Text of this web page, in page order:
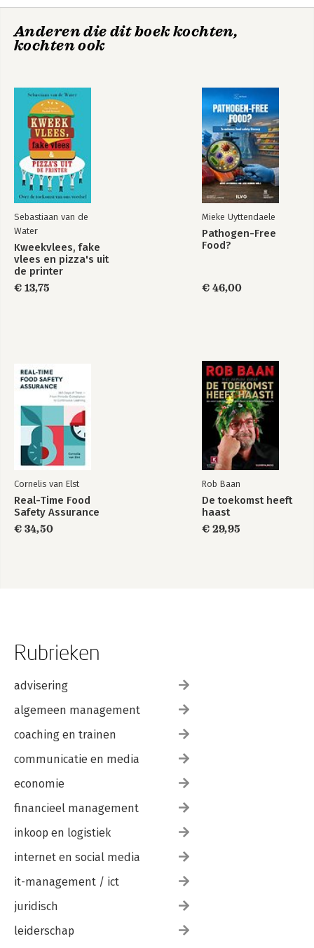
Voor de
verandering
Beroep op
onderzoek
Bekijk alle boeken
Anderen die dit boek kochten,
kochten ook
Sebastiaan van de
Water
Kweekvlees, fake
vlees en pizza's uit
de printer
€ 13,75
Mieke Uyttendaele
Pathogen-Free
Food?
€ 46,00
Cornelis van Elst
Real-Time Food
Safety Assurance
€ 34,50
Rob Baan
De toekomst heeft
haast
€ 29,95
Rubrieken
advisering
algemeen management
coaching en trainen
communicatie en media
economie
financieel management
inkoop en logistiek
internet en social media
it-management / ict
juridisch
leiderschap